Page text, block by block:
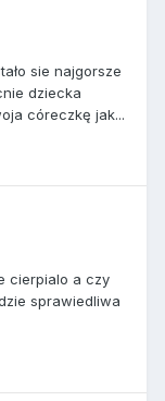
sie najgorsze
dziecka
córeczkę jak...
cierpialo a czy
sprawiedliwa